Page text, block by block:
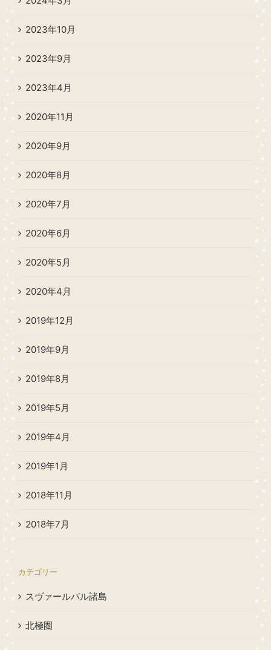
2023年10月
2023年9月
2023年4月
2020年11月
2020年9月
2020年8月
2020年7月
2020年6月
2020年5月
2020年4月
2019年12月
2019年9月
2019年8月
2019年5月
2019年4月
2019年1月
2018年11月
2018年7月
カテゴリー
スヴァールバル諸島
北極圏